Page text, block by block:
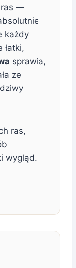
ras —
każdy
łatki,
sprawia,
ze
ras,
wygląd.